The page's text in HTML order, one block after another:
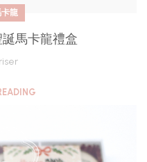
卡龍
馬卡龍禮盒